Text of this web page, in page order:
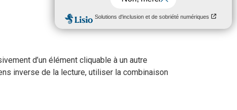
d’un élément cliquable à un autre
inverse de la lecture, utiliser la combinaison